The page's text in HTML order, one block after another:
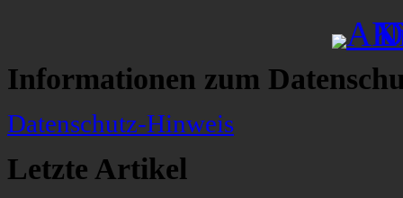
Informationen zum
Datenschutz-Hinweis
Letzte Artikel